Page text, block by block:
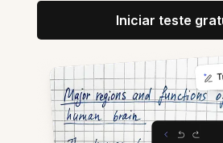
Iniciar teste